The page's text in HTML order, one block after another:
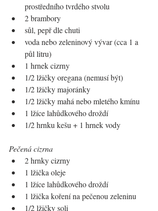
prostředního tvrdého stvolu
2 brambory
sůl, pepř dle chuti
voda nebo zeleninový vývar (cca 1 a
půl litru)
1 hrnek cizrny
1/2 lžičky oregana (nemusí být)
1/2 lžičky majoránky
1/2 lžičky mahá nebo mletého kmínu
1 lžíce lahůdkového droždí
1/2 hrnku kešu + 1 hrnek vody
Pečená cizrna
2 hrnky cizrny
1 lžička oleje
1 lžíce lahůdkového droždí
1 lžička koření na pečenou zeleninu
1/2 lžičky soli